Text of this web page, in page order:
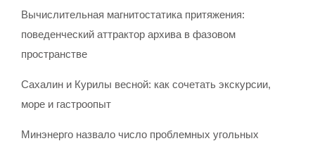
Вычислительная магнитостатика притяжения:
поведенческий аттрактор архива в фазовом
пространстве
Сахалин и Курилы весной: как сочетать экскурсии,
море и гастроопыт
Минэнерго назвало число проблемных угольных